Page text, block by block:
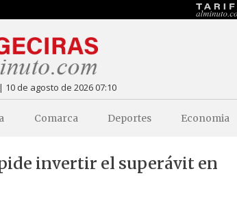
10 de agosto de 2026 07:10
Comarca Deportes Economia
invertir el superávit en